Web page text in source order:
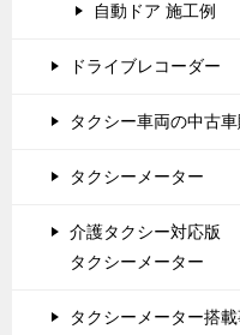
自動ドア 施工例
ドライブレコーダー
タクシー車両の中古
タクシーメーター
介護タクシー対応版
タクシーメーター
タクシーメーター搭載